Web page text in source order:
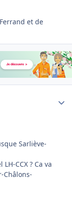
et de
Sarliève-
CCX ? Ca va
Châlons-